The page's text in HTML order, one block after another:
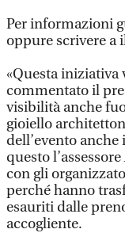
Per informazioni
oppure scrivere a
«Questa iniziativa
commentato il
visibilità anche
gioiello
dell’evento
questo
con gli
perché hanno
esauriti dalle
accogliente.